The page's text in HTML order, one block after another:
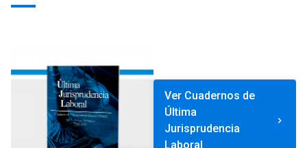
Ver Cuadernos de
Última
Jurisprudencia
Laboral
keyboard_arrow_right